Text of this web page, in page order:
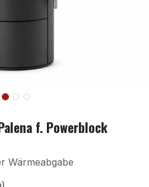
f. Powerblock
Wärmeabgabe